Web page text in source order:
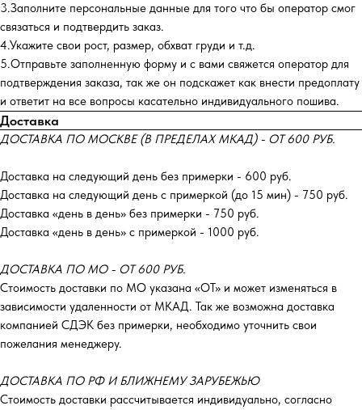
3.Заполните персональные данные для того что бы оператор смог
связаться и подтвердить заказ.
4.Укажите свои рост, размер, обхват груди и т.д.
5.Отправьте заполненную форму и с вами свяжется оператор для
подтверждения заказа, так же он подскажет как внести предоплату
и ответит на все вопросы касательно индивидуального пошива.
Доставка
ДОСТАВКА ПО МОСКВЕ (В ПРЕДЕЛАХ МКАД) - ОТ 600 РУБ.
Доставка на следующий день без примерки - 600 руб.
Доставка на следующий день с примеркой (до 15 мин) - 750 руб.
Доставка «день в день» без примерки - 750 руб.
Доставка «день в день» с примеркой - 1000 руб.
ДОСТАВКА ПО МО - ОТ 600 РУБ.
Стоимость доставки по МО указана «ОТ»‎ и может изменяться в
зависимости удаленности от МКАД. Так же возможна доставка
компанией СДЭК без примерки, необходимо уточнить свои
пожелания менеджеру.
ДОСТАВКА ПО РФ И БЛИЖНЕМУ ЗАРУБЕЖЬЮ
Стоимость доставки рассчитывается индивидуально, согласно